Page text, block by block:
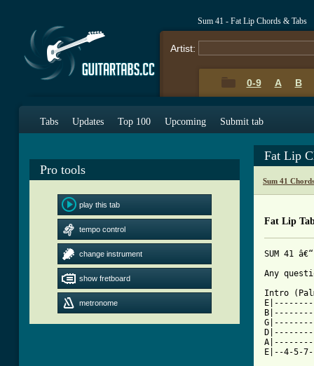
Sum 41 - Fat Lip Chords & Tabs
Artist:
0-9 A B
Tabs Updates Top 100 Upcoming Submit tab
Pro tools
play this tab
tempo control
change instrument
show fretboard
metronome
Fat Lip
Sum 41
Fat Lip
SUM 41
Any
Intro
E|--4-5-